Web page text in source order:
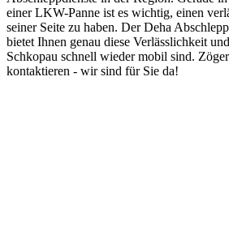
einer LKW-Panne ist es wichtig, einen
seiner Seite zu haben. Der Deha
bietet Ihnen genau diese Verlässlichkeit
Schkopau schnell wieder mobil sind.
kontaktieren - wir sind für Sie da!